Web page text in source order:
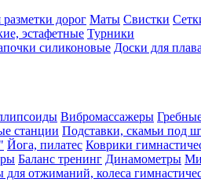
дорог Маты Свистки
эстафетные Турники
силиконовые Доски для
Вибромассажеры
станции Подставки, скамьи под
Йога, пилатес Коврики
Баланс тренинг Динамометры
для отжиманий, колеса